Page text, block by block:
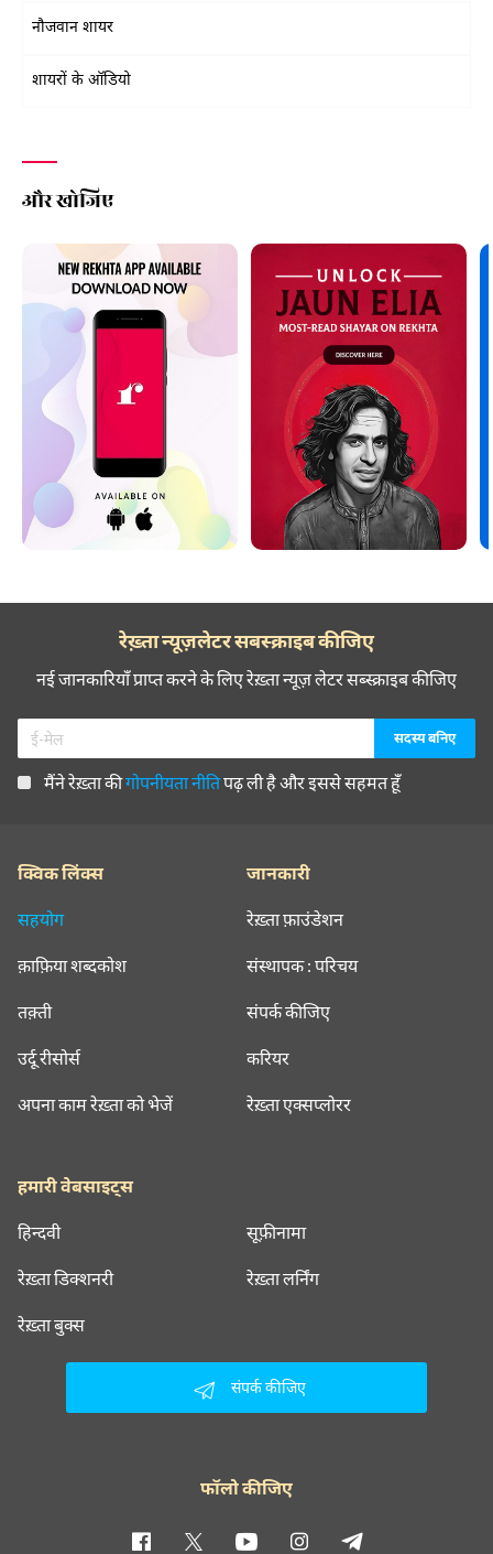
नौजवान शायर
शायरों के ऑडियो
और खोजिए
रेख़्ता न्यूज़लेटर सबस्क्राइब कीजिए
नई जानकारियाँ प्राप्त करने के लिए रेख़्ता न्यूज़ लेटर सब्स्क्राइब कीजिए
मैंने रेख़्ता कीगोपनीयता नीतिपढ़ ली है और इससे सहमत हूँ
क्विक लिंक्स
सहयोग
क़ाफ़िया शब्दकोश
तक़्ती
उर्दू रीसोर्स
अपना काम रेख़्ता को भेजें
जानकारी
रेख़्ता फ़ाउंडेशन
संस्थापक : परिचय
संपर्क कीजिए
करियर
रेख़्ता एक्सप्लोरर
हमारी वेबसाइट्स
हिन्दवी सूफ़ीनामा
रेख़्ता डिक्शनरी रेख़्ता लर्निंग
रेख़्ता बुक्स
संपर्क कीजिए
फॉलो कीजिए